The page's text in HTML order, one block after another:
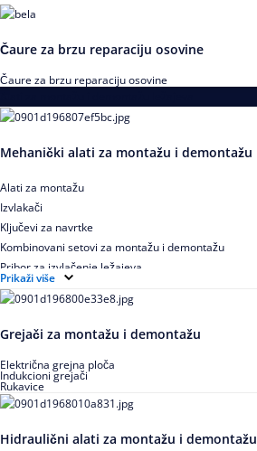
Čaure za brzu reparaciju osovine
Čaure za brzu reparaciju osovine
Mehanički alati za montažu i demontažu
Alati za montažu
Izvlakači
Ključevi za navrtke
Kombinovani setovi za montažu i demontažu
Pribor za izvlačenje ležajeva
Prikaži više
Grejači za montažu i demontažu
Električna grejna ploča
Indukcioni grejači
Rukavice
Hidraulični alati za montažu i demontažu